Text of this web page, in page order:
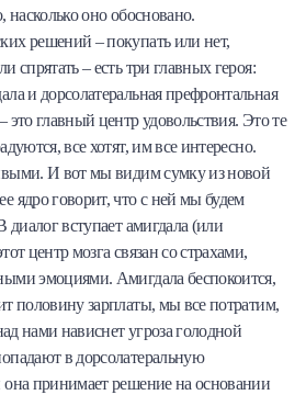
насколько оно обосновано.
решений – покупать или нет,
спрятать – есть три главных героя:
и дорсолатеральная префронтальная
главный центр удовольствия. Это те
все хотят, им все интересно.
И вот мы видим сумку из новой
ядро говорит, что с ней мы будем
диалог вступает амигдала (или
центр мозга связан со страхами,
эмоциями. Амигдала беспокоится,
половину зарплаты, мы все потратим,
нами нависнет угроза голодной
в дорсолатеральную
принимает решение на основании